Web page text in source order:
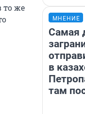
то же
МНЕНИЕ
Самая
в
там